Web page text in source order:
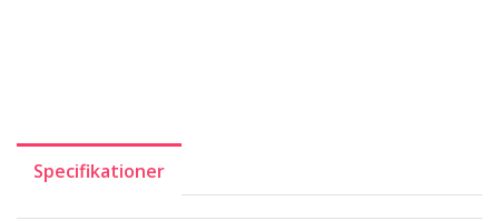
Specifikationer